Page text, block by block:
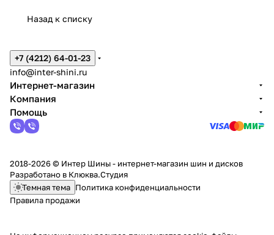
Назад к списку
+7 (4212) 64-01-23
info@inter-shini.ru
Интернет-магазин
Компания
Помощь
2018-2026 © Интер Шины - интернет-магазин шин и дисков
Разработано в Клюква.Студия
Темная тема Политика конфиденциальности
Правила продажи